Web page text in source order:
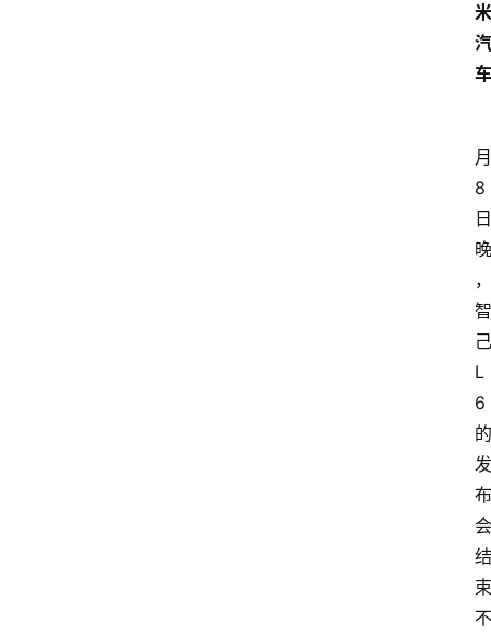
米
汽
车
月
8
日
晚
，
智
己
L
6
的
发
布
会
结
束
不